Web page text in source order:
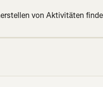
von Aktivitäten